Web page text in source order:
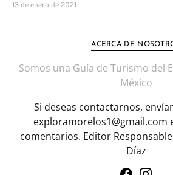
13 de enero de 2021
ACERCA DE
Somos una Guía de Turismo del
México
Si deseas contactarnos,
exploramorelos1@gmail.com
comentarios. Editor
Díaz